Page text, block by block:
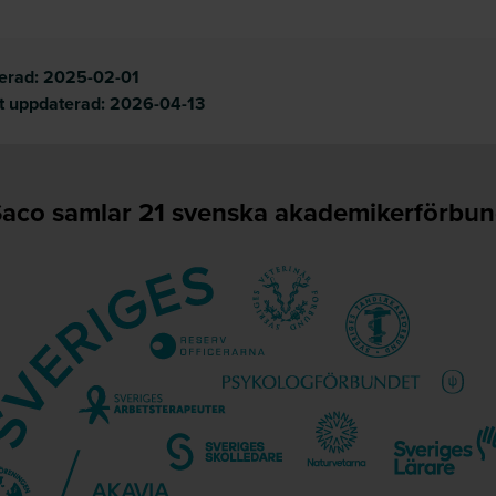
2025-02-01
uppdaterad: 2026-04-13
samlar 21 svenska